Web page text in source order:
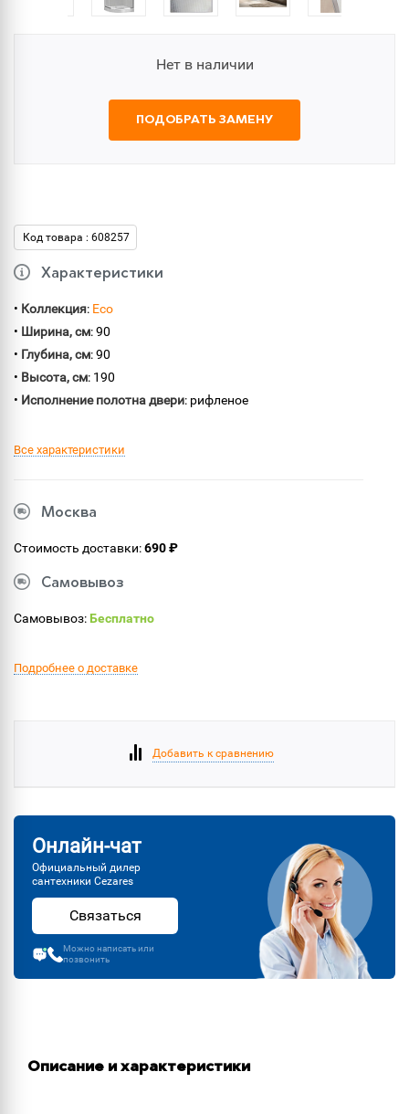
Нет в наличии
ПОДОБРАТЬ ЗАМЕНУ
Код товара : 608257
Характеристики
• Коллекция: Eco
• Ширина, см: 90
• Глубина, см: 90
• Высота, см: 190
• Исполнение полотна двери: рифленое
Все характеристики
Москва
Стоимость доставки:690 ₽
Самовывоз
Самовывоз:Бесплатно
Подробнее о доставке
Добавить к сравнению
Онлайн-чат
Официальный дилер
сантехники Cezares
Связаться
Можно написать или
позвонить
Описание и характеристики